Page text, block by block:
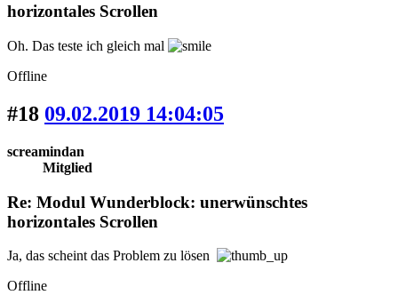
horizontales Scrollen
Oh. Das teste ich gleich mal
Offline
#18 09.02.2019 14:04:05
screamindan
Mitglied
Re: Modul Wunderblock: unerwünschtes
horizontales Scrollen
Ja, das scheint das Problem zu lösen
Offline